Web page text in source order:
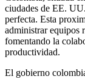
ciudades de EE.
perfecta. Esta
administrar equipos
fomentando la
productividad.
El gobierno